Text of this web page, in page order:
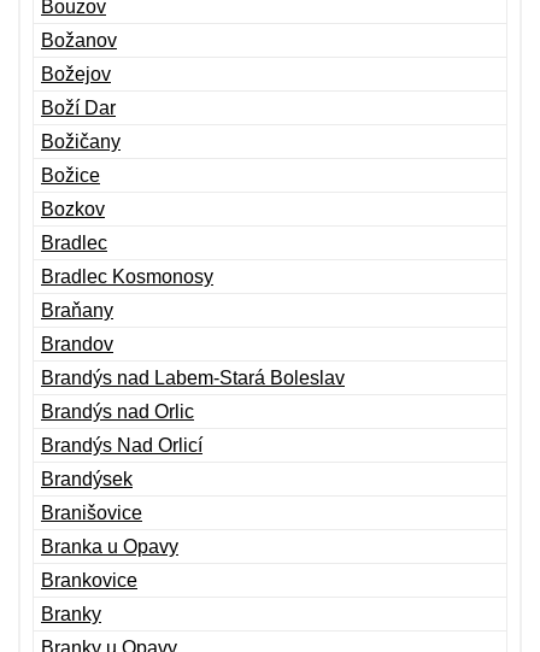
Bouzov
Božanov
Božejov
Boží Dar
Božičany
Božice
Bozkov
Bradlec
Bradlec Kosmonosy
Braňany
Brandov
Brandýs nad Labem-Stará Boleslav
Brandýs nad Orlic
Brandýs Nad Orlicí
Brandýsek
Branišovice
Branka u Opavy
Brankovice
Branky
Branky u Opavy